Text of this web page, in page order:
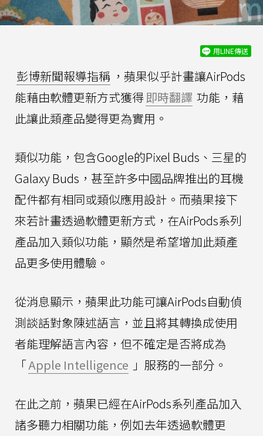
用LINE傳送
彭博新聞報導指稱 ，蘋果似乎計畫讓AirPods
能藉由軟體更新方式獲得即時翻譯 功能，藉
此讓此類產品變得更為實用。
類似功能，包含Google的Pixel Buds、三星的
Galaxy Buds，甚至許多中國品牌推出的耳機
配件都有相同或類似應用設計。而蘋果接下
來若計畫透過軟體更新方式，在AirPods系列
產品加入類似功能，顯然是希望增加此類產
品更多使用體驗。
從消息顯示，蘋果此功能可讓AirPods自動偵
測談話對象陳述語言，並且將其轉換成使用
者能理解語言內容，但不確定是否將成為
「Apple Intelligence 」服務的一部分。
在此之前，蘋果已經在AirPods系列產品加入
諸多聽力相關功能，例如去年透過軟體更